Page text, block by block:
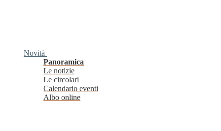
Novità
Panoramica
Le notizie
Le circolari
Calendario eventi
Albo online